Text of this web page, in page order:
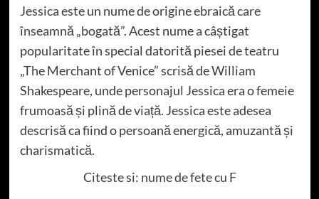
Jessica este un nume de origine ebraică care
înseamnă „bogată”. Acest nume a câștigat
popularitate în special datorită piesei de teatru
„The Merchant of Venice” scrisă de William
Shakespeare, unde personajul Jessica era o femeie
frumoasă și plină de viață. Jessica este adesea
descrisă ca fiind o persoană energică, amuzantă și
charismatică.
Citeste si: nume de fete cu F